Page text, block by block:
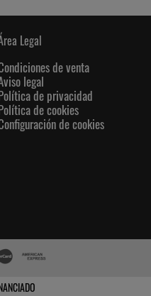
Legal
de venta
legal
de privacidad
de cookies
de cookies